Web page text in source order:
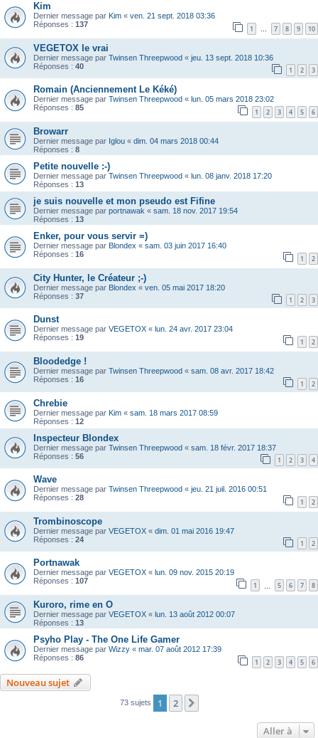
Kim
Dernier message par Kim « ven. 21 sept. 2018 03:36
Réponses : 137 1 … 7 8 9 10
VEGETOX le vrai
Dernier message par Twinsen Threepwood « jeu. 13 sept. 2018 10:36
Réponses : 40 1 2 3
Romain (Anciennement Le Kéké)
Dernier message par Twinsen Threepwood « lun. 05 mars 2018 23:02
Réponses : 85 1 2 3 4 5 6
Browarr
Dernier message par Iglou « dim. 04 mars 2018 00:44
Réponses : 8
Petite nouvelle :-)
Dernier message par Twinsen Threepwood « lun. 08 janv. 2018 17:20
Réponses : 13
je suis nouvelle et mon pseudo est Fifine
Dernier message par portnawak « sam. 18 nov. 2017 19:54
Réponses : 13
Enker, pour vous servir =)
Dernier message par Blondex « sam. 03 juin 2017 16:40
Réponses : 16 1 2
City Hunter, le Créateur ;-)
Dernier message par Blondex « ven. 05 mai 2017 18:20
Réponses : 37 1 2 3
Dunst
Dernier message par VEGETOX « lun. 24 avr. 2017 23:04
Réponses : 19 1 2
Bloodedge !
Dernier message par Twinsen Threepwood « sam. 08 avr. 2017 18:42
Réponses : 16 1 2
Chrebie
Dernier message par Kim « sam. 18 mars 2017 08:59
Réponses : 12
Inspecteur Blondex
Dernier message par Twinsen Threepwood « sam. 18 févr. 2017 18:37
Réponses : 56 1 2 3 4
Wave
Dernier message par Twinsen Threepwood « jeu. 21 juil. 2016 00:51
Réponses : 28 1 2
Trombinoscope
Dernier message par VEGETOX « dim. 01 mai 2016 19:47
Réponses : 24 1 2
Portnawak
Dernier message par VEGETOX « lun. 09 nov. 2015 20:19
Réponses : 107 1 5 6 7 8
Kuroro, rime en O
Dernier message par VEGETOX « lun. 13 août 2012 00:07
Réponses : 13
Psyho Play - The One Life Gamer
Dernier message par Wizzy « mar. 07 août 2012 17:39
Réponses : 86 1 2 3 4 5 6
Nouveau sujet
73 sujets 1 2
Aller à